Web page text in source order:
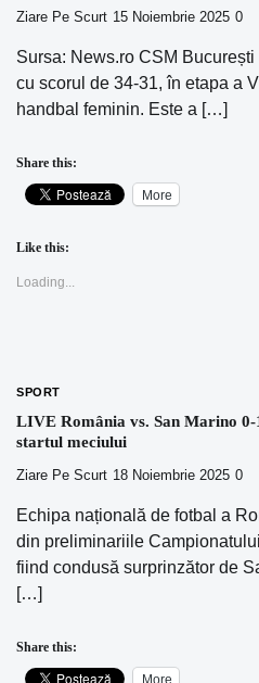
Ziare Pe Scurt 15 Noiembrie 2025 0
Sursa: News.ro CSM
cu scorul de 34-31, în etapa a
handbal feminin. Este a […]
Share this:
More
Like this:
Loading...
SPORT
LIVE România vs. San Marino
startul meciului
Ziare Pe Scurt 18 Noiembrie 2025 0
Echipa națională de fotbal a
din preliminariile
fiind condusă surprinzător de
[…]
Share this:
More